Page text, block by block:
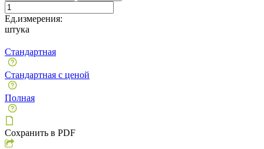
Ед.измерения:
штука
Стандартная
Стандартная с ценой
Полная
Сохранить в PDF